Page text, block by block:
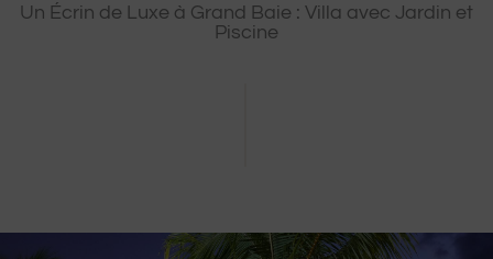
Un Écrin de Luxe à Grand Baie : Villa avec Jardin et
Piscine